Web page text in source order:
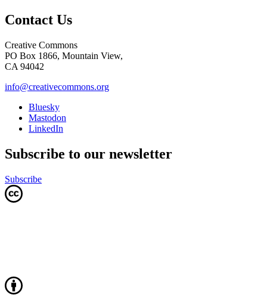
Contact Us
Creative Commons
PO Box 1866, Mountain View,
CA 94042
info@creativecommons.org
Bluesky
Mastodon
LinkedIn
Subscribe to our newsletter
Subscribe